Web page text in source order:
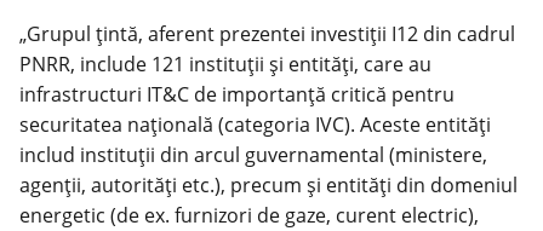
„Grupul țintă, aferent prezentei investiții I12 din cadrul
PNRR, include 121 instituții și entități, care au
infrastructuri IT&C de importanță critică pentru
securitatea națională (categoria IVC). Aceste entități
includ instituții din arcul guvernamental (ministere,
agenții, autorități etc.), precum și entități din domeniul
energetic (de ex. furnizori de gaze, curent electric),